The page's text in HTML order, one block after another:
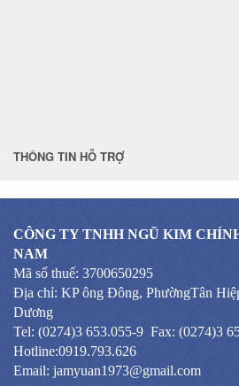
THÔNG TIN HỖ TRỢ
CÔNG TY TNHH NGŨ KIM
NAM
Mã số thuế: 3700650295
Địa chỉ: KP ông Đông, PhườngTân
Dương
Tel: (0274)3 653.055-9 Fax: (0274)3
Hotline:0919.793.626
Email: jamyuan1973@gmail.com